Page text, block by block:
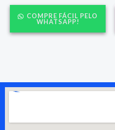
COMPRE FÁCIL PELO
WHATSAPP!